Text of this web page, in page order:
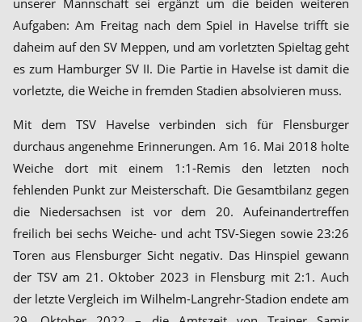
unserer Mannschaft sei ergänzt um die beiden weiteren
Aufgaben: Am Freitag nach dem Spiel in Havelse trifft sie
daheim auf den SV Meppen, und am vorletzten Spieltag geht
es zum Hamburger SV II. Die Partie in Havelse ist damit die
vorletzte, die Weiche in fremden Stadien absolvieren muss.
Mit dem TSV Havelse verbinden sich für Flensburger
durchaus angenehme Erinnerungen. Am 16. Mai 2018 holte
Weiche dort mit einem 1:1-Remis den letzten noch
fehlenden Punkt zur Meisterschaft. Die Gesamtbilanz gegen
die Niedersachsen ist vor dem 20. Aufeinandertreffen
freilich bei sechs Weiche- und acht TSV-Siegen sowie 23:26
Toren aus Flensburger Sicht negativ. Das Hinspiel gewann
der TSV am 21. Oktober 2023 in Flensburg mit 2:1. Auch
der letzte Vergleich im Wilhelm-Langrehr-Stadion endete am